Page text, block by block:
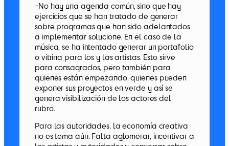
-No hay una agenda común, sino que hay
ejercicios que se han tratado de generar
sobre programas que han sido adelantados
a implementar solucione. En el caso de la
música, se ha intentado generar un portafolio
o vitrina para los y las artistas. Esto sirve
para consagrados, pero también para
quienes están empezando, quienes pueden
exponer sus proyectos en verde y así se
genera visibilización de los actores del
rubro.
Para las autoridades, la economía creativa
no es tema aún. Falta aglomerar, incentivar a